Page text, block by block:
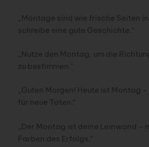
„Montage sind wie frische Seiten
schreibe eine gute Geschichte.“
„Nutze den Montag, um die
zu bestimmen.“
„Guten Morgen! Heute ist Montag –
für neue Taten.“
„Der Montag ist deine Leinwand –
Farben des Erfolgs.“